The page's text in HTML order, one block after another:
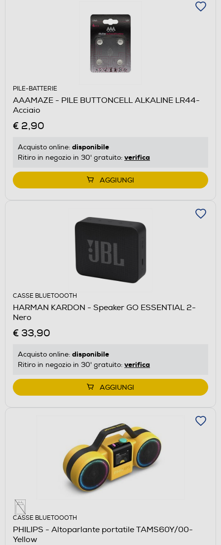
PILE-BATTERIE
AAAMAZE - PILE BUTTONCELL ALKALINE LR44-
Acciaio
€ 2,90
Acquisto online: disponibile
Ritiro in negozio in 30' gratuito: verifica
AGGIUNGI
CASSE BLUETOOOTH
HARMAN KARDON - Speaker GO ESSENTIAL 2-
Nero
€ 33,90
Acquisto online: disponibile
Ritiro in negozio in 30' gratuito: verifica
AGGIUNGI
CASSE BLUETOOOTH
PHILIPS - Altoparlante portatile TAMS60Y/00-
Yellow